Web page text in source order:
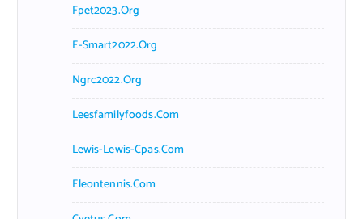
Fpet2023.org
E-Smart2022.org
Ngrc2022.org
Leesfamilyfoods.com
Lewis-Lewis-Cpas.com
Eleontennis.com